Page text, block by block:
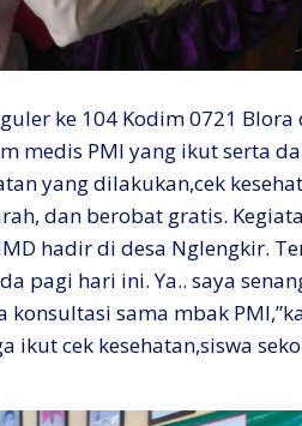
ke 104 Kodim 0721
medis PMI yang ikut serta
yang dilakukan,cek
dan berobat gratis.
hadir di desa Nglengkir.
pagi hari ini. Ya.. saya
sama mbak
ikut cek kesehatan,siswa